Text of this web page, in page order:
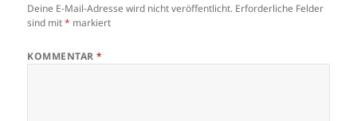
Deine E-Mail-Adresse wird nicht veröffentlicht. Erforderliche Felder
sind mit* markiert
KOMMENTAR*